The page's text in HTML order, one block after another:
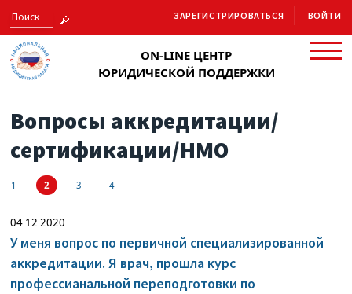
ON-LINE ЦЕНТР
ЮРИДИЧЕСКОЙ ПОДДЕРЖКИ
ЗАРЕГИСТРИРОВАТЬСЯ ВОЙТИ
Вопросы аккредитации/
сертификации/НМО
1 2 3 4
04 12 2020
У меня вопрос по первичной специализированной
аккредитации. Я врач, прошла курс
профессианальной переподготовки по